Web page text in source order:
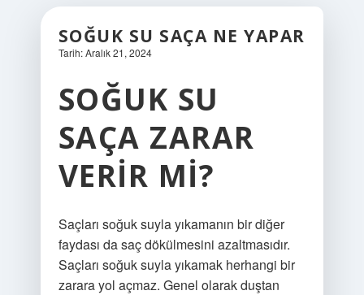
SOĞUK SU SAÇA NE YAPAR
Tarih: Aralık 21, 2024
SOĞUK SU
SAÇA ZARAR
VERIR MI?
Saçları soğuk suyla yıkamanın bir diğer
faydası da saç dökülmesini azaltmasıdır.
Saçları soğuk suyla yıkamak herhangi bir
zarara yol açmaz. Genel olarak duştan